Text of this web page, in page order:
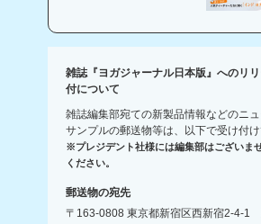
雑誌『ヨガジャーナル日本版』へのリ
付について
雑誌編集部宛ての新製品情報などのニュ
サンプルの郵送物等は、以下で受け付け
※プレジデント社様には編集部はございま
ください。
郵送物の宛先
〒163-0808 東京都新宿区西新宿2-4-1